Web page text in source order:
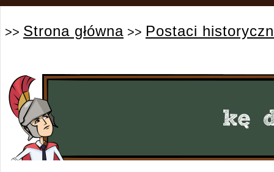
>> Strona główna >> Postaci